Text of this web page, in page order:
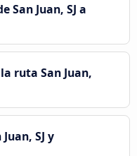
San Juan, SJ a
ruta San Juan,
SJ y